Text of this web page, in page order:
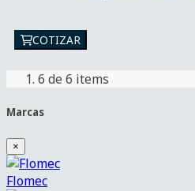
COTIZAR
6 de 6 items
Marcas
×
Flomec